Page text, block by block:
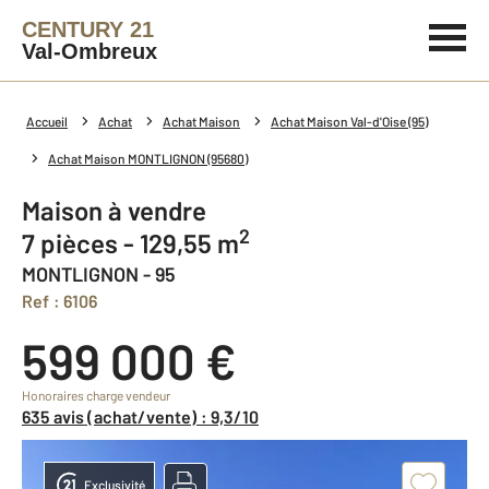
CENTURY 21
Val-Ombreux
Accueil Achat Achat Maison Achat Maison Val-d'Oise (95)
Achat Maison MONTLIGNON (95680)
Maison à vendre
7 pièces - 129,55 m2
MONTLIGNON - 95
Ref : 6106
599 000 €
Honoraires charge vendeur
635 avis (achat/vente) : 9,3/10
Exclusivité